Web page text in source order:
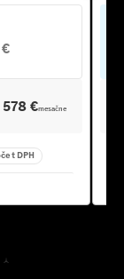
578 €mesačne
DPH